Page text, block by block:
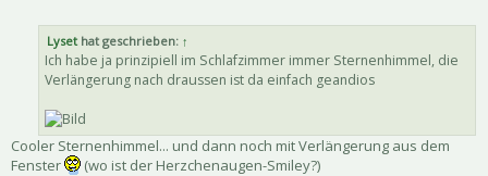
Lyset hat geschrieben: ↑
Ich habe ja prinzipiell im Schlafzimmer immer Sternenhimmel, die
Verlängerung nach draussen ist da einfach geandios
Cooler Sternenhimmel... und dann noch mit Verlängerung aus dem
Fenster
(wo ist der Herzchenaugen-Smiley?)